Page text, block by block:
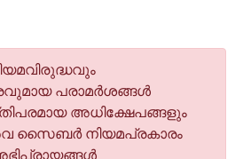
പരാമര്‍ശങ്ങള്‍
അധിക്ഷേപങ്ങളും
സൈബര്‍ നിയമപ്രകാരം